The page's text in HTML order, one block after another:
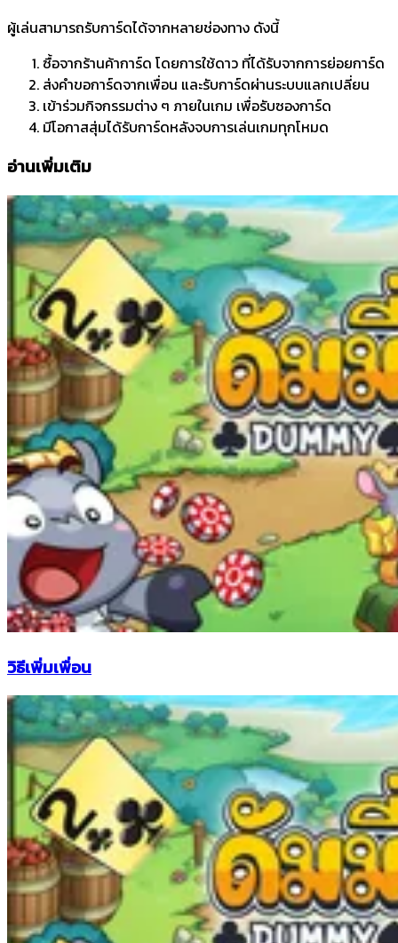
ผู้เล่นสามารถรับการ์ดได้จากหลายช่องทาง ดังนี้
ซื้อจากร้านค้าการ์ด โดยการใช้ดาว ที่ได้รับจากการย่อยการ์ด
ส่งคำขอการ์ดจากเพื่อน และรับการ์ดผ่านระบบแลกเปลี่ยน
เข้าร่วมกิจกรรมต่าง ๆ ภายในเกม เพื่อรับซองการ์ด
มีโอกาสสุ่มได้รับการ์ดหลังจบการเล่นเกมทุกโหมด
อ่านเพิ่มเติม
วิธีเพิ่มเพื่อน